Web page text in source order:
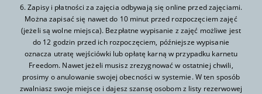
6. Zapisy i płatności za zajęcia odbywają się online przed zajęciami.
Można zapisać się nawet do 10 minut przed rozpoczęciem zajęć
(jeżeli są wolne miejsca). Bezpłatne wypisanie z zajęć możliwe jest
do 12 godzin przed ich rozpoczęciem, późniejsze wypisanie
oznacza utratę wejściówki lub opłatę karną w przypadku karnetu
Freedom. Nawet jeżeli musisz zrezygnować w ostatniej chwili,
prosimy o anulowanie swojej obecności w systemie. W ten sposób
zwalniasz swoje miejsce i dajesz szansę osobom z listy rezerwowej